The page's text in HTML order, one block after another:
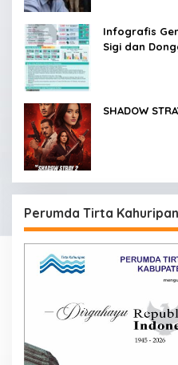
Infografis
Sigi dan
SHADOW
Perumda Tirta Kahuripan